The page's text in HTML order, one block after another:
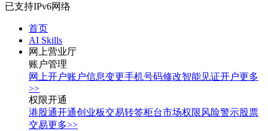
已支持IPv6网络
首页
AI Skills
网上营业厅
账户管理
网上开户账户信息变更手机号码修改智能见证开户更多
>>
权限开通
港股通开通创业板交易转签柜台市场权限风险警示股票
交易更多>>